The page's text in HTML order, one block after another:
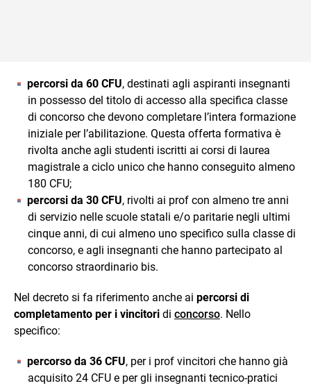
percorsi da 60 CFU, destinati agli aspiranti insegnanti
in possesso del titolo di accesso alla specifica classe
di concorso che devono completare l’intera formazione
iniziale per l’abilitazione. Questa offerta formativa è
rivolta anche agli studenti iscritti ai corsi di laurea
magistrale a ciclo unico che hanno conseguito almeno
180 CFU;
percorsi da 30 CFU, rivolti ai prof con almeno tre anni
di servizio nelle scuole statali e/o paritarie negli ultimi
cinque anni, di cui almeno uno specifico sulla classe di
concorso, e agli insegnanti che hanno partecipato al
concorso straordinario bis.
Nel decreto si fa riferimento anche ai percorsi di
completamento per i vincitori di concorso. Nello
specifico:
percorso da 36 CFU, per i prof vincitori che hanno già
acquisito 24 CFU e per gli insegnanti tecnico-pratici